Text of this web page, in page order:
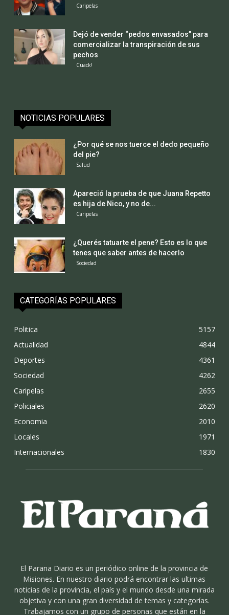
Caripelas
Dejó de vender “pedos envasados” para
comercializar la transpiración de sus
pechos
Cuack!
NOTICIAS POPULARES
¿Por qué se nos tuerce el dedo pequeño
del pie?
Salud
Apareció la prueba de que Juana Repetto
es hija de Nico, y no de...
Caripelas
¿Querés tatuarte el pene? Esto es lo que
tenes que saber antes de hacerlo
Sociedad
CATEGORÍAS POPULARES
Politica
5157
Actualidad
4844
Deportes
4361
Sociedad
4262
Caripelas
2655
Policiales
2620
Economia
2010
Locales
1971
Internacionales
1830
El Parana Diario es un periódico online de la provincia de
Misiones. En nuestro diario podrá encontrar las ultimas
noticias de la provincia, el país y el mundo desde una mirada
objetiva y con una gran diversidad de temas y categorías.
Trabajamos con un grupo de personas que están en la